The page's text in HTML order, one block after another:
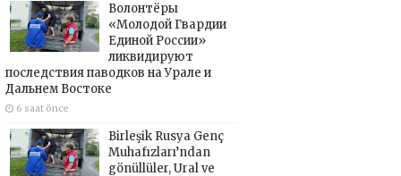
Волонтёры
«Молодой Гвардии
Единой России»
ликвидируют
последствия паводков на Урале и
Дальнем Востоке
6 saat önce
Birleşik Rusya Genç
Muhafızları’ndan
gönüllüler, Ural ve